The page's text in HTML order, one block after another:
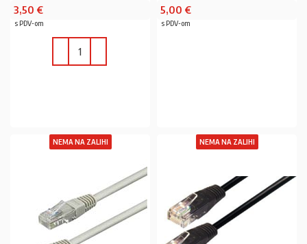
3,50 €
s PDV-om
5,00 €
s PDV-om
NEMA NA ZALIHI NEMA NA ZALIHI